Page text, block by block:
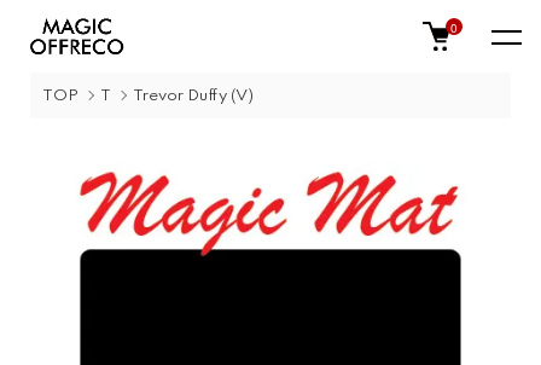
0
TOP T Trevor Duffy (V)